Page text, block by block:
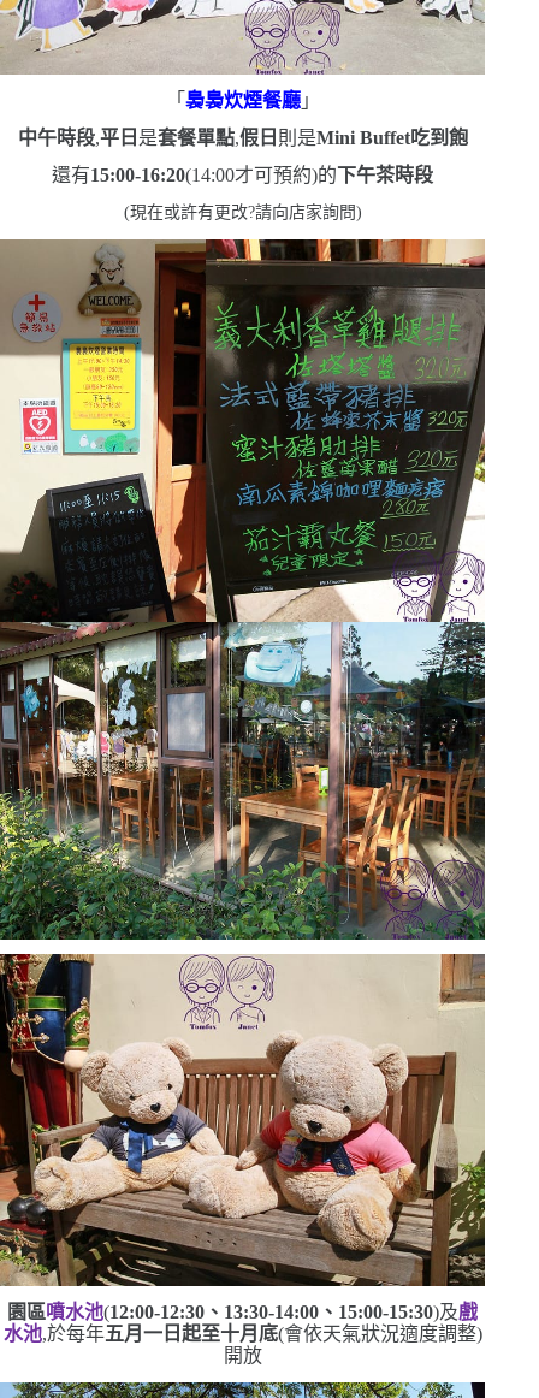
「 裊裊炊煙餐廳」
中午時段,平日 是套餐單點,假日 則是Mini Buffet吃到飽
還有15:00-16:20(14:00才可預約)的下午茶時段
(現在或許有更改?請向店家詢問)
園區噴水池(12:00-12:30 、 13:30-14:00 、 15:00-15:30)及戲
水池,於每年五月一日起至十月底(會依天氣狀況適度調整)
開放